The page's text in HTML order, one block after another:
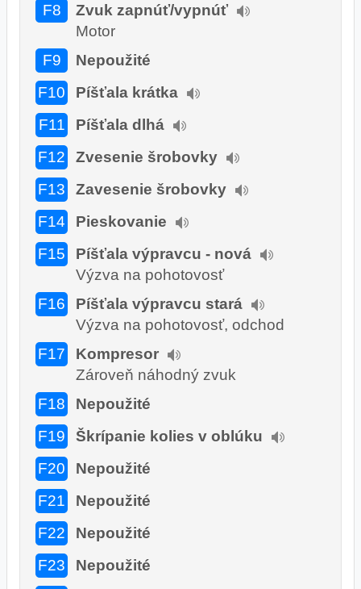
F8
Zvuk zapnúť/vypnúť
Motor
F9
Nepoužité
F10
Píšťala krátka
F11
Píšťala dlhá
F12
Zvesenie šrobovky
F13
Zavesenie šrobovky
F14
Pieskovanie
F15
Píšťala výpravcu - nová
Výzva na pohotovosť
F16
Píšťala výpravcu stará
Výzva na pohotovosť, odchod
F17
Kompresor
Zároveň náhodný zvuk
F18
Nepoužité
F19
Škrípanie kolies v oblúku
F20
Nepoužité
F21
Nepoužité
F22
Nepoužité
F23
Nepoužité